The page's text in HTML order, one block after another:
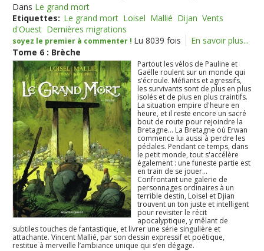
Dans Le grand mort
Etiquettes: Le grand mort Loisel Mallié Dijan Vents
d'Ouest Dernières migrations
soyez le premier à commenter ! Lu 8039 fois
En savoir plus...
Tome 6 : Brèche
Partout les vélos de Pauline et
Gaëlle roulent sur un monde qui
s'écroule. Méfiants et agressifs,
les survivants sont de plus en plus
isolés et de plus en plus craintifs.
La situation empire d'heure en
heure, et il reste encore un sacré
bout de route pour rejoindre la
Bretagne... La Bretagne où Erwan
commence lui aussi à perdre les
pédales. Pendant ce temps, dans
le petit monde, tout s'accélère
également : une funeste partie est
en train de se jouer...
Confrontant une galerie de
personnages ordinaires à un
terrible destin, Loisel et Djian
trouvent un ton juste et intelligent
pour revisiter le récit
apocalyptique, y mêlant de
subtiles touches de fantastique, et livrer une série singulière et
attachante. Vincent Mallié, par son dessin expressif et poétique,
restitue à merveille l’ambiance unique qui s’en dégage.